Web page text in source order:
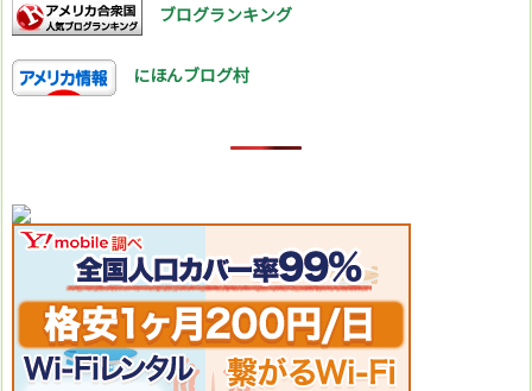
ブログランキング
にほんブログ村